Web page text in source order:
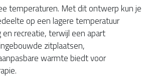
temperaturen. Met dit ontwerp kun je
op een lagere temperatuur
recreatie, terwijl een apart
zitplaatsen,
warmte biedt voor